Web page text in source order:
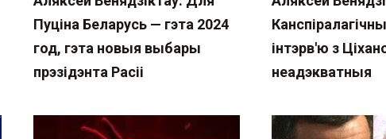
Пуціна Беларусь — гэта 2024
год, гэта новыя выбары
прэзідэнта Расіі
інтэрв'ю з
неадэкватныя